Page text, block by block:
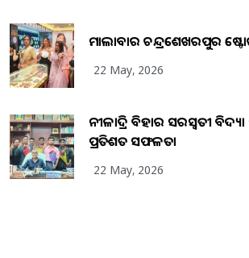
ମାଲାବାର ଚନ୍ଦ୍ରଶେଖରପୁର
22 May, 2026
ନୀଳାଦ୍ରି ବିହାର ସରସ୍ୱତୀ
ପ୍ରତିଶତ ସଫଳତା
22 May, 2026